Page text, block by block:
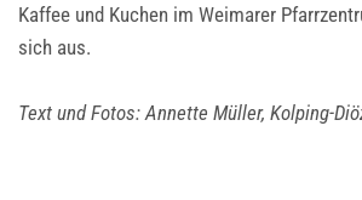
Kaffee und Kuchen im Weimarer
sich aus.
Text und Fotos: Annette Müller, Kolping-